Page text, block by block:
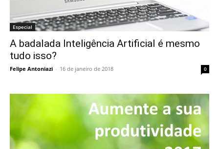
Especial
A badalada Inteligência Artificial é mesmo
tudo isso?
Felipe Antoniazi - 16 de janeiro de 2018 0